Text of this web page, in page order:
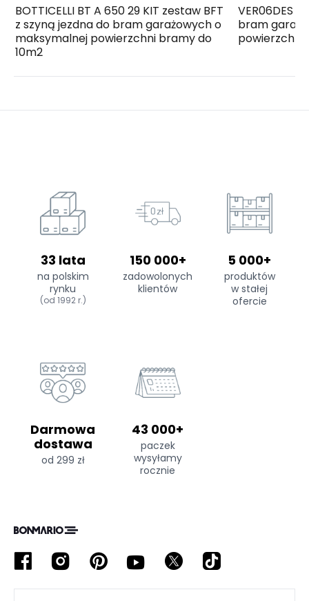
BOTTICELLI BT A 650 29 KIT zestaw BFT
z szyną jezdna do bram garażowych o
maksymalnej powierzchni bramy do
10m2
VER06DES
bram
powierzchni
33 lata
na polskim
rynku
(od 1992 r.)
150 000+
zadowolonych
klientów
5 000+
produktów
w stałej
ofercie
Darmowa
dostawa
od 299 zł
43 000+
paczek
wysyłamy
rocznie